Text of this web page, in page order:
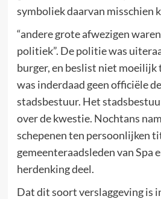
symboliek daarvan misschien
“andere grote afwezigen
politiek”. De politie was
burger, en beslist niet moeilijk
was inderdaad geen officiële
stadsbestuur. Het
over de kwestie. Nochtans
schepenen ten persoonlijken
gemeenteraadsleden van Spa
herdenking deel.
Dat dit soort verslaggeving is